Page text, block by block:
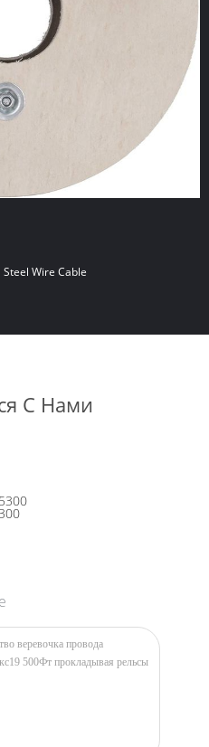
Steel Wire Cable
С Нами